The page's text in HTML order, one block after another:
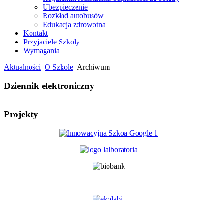
Ubezpieczenie
Rozkład autobusów
Edukacja zdrowotna
Kontakt
Przyjaciele Szkoły
Wymagania
Aktualności O Szkole Archiwum
Dziennik elektroniczny
Projekty